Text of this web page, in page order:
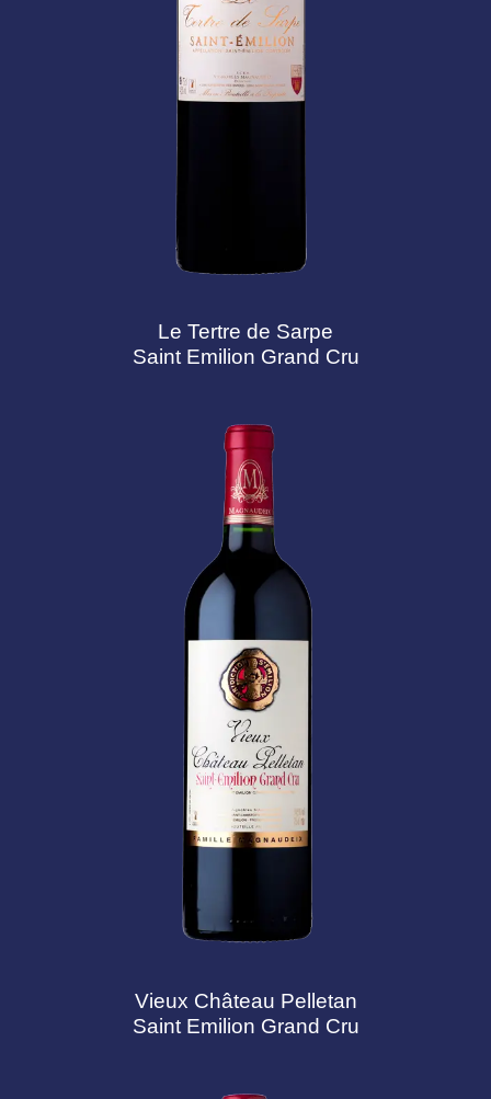
Le Tertre de Sarpe
Saint Emilion Grand Cru
Vieux Château Pelletan
Saint Emilion Grand Cru